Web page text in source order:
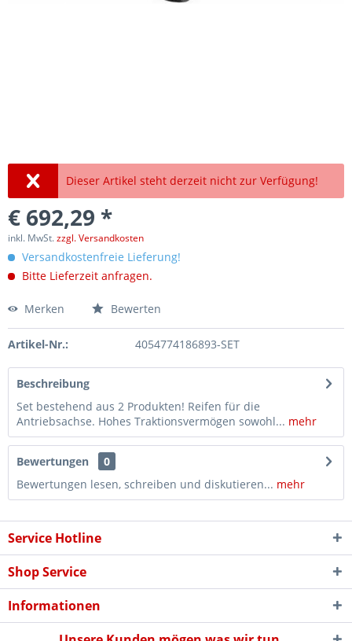
Dieser Artikel steht derzeit nicht zur Verfügung!
€ 692,29 *
inkl. MwSt.zzgl. Versandkosten
Versandkostenfreie Lieferung!
Bitte Lieferzeit anfragen.
Merken Bewerten
Artikel-Nr.: 4054774186893-SET
Beschreibung
Set bestehend aus 2 Produkten! Reifen für die
Antriebsachse. Hohes Traktionsvermögen sowohl... mehr
Bewertungen
0
Bewertungen lesen, schreiben und diskutieren... mehr
Service Hotline
Shop Service
Informationen